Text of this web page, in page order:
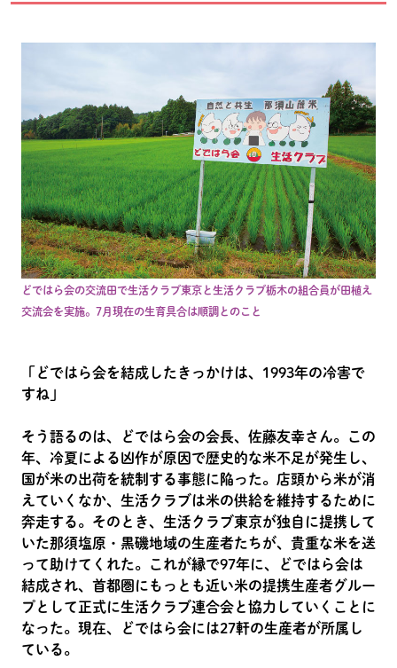
どではら会の交流田で生活クラブ東京と生活クラブ栃木の組合員が田植え
交流会を実施。7月現在の生育具合は順調とのこと
「どではら会を結成したきっかけは、1993年の冷害で
すね」
そう語るのは、どではら会の会長、佐藤友幸さん。この
年、冷夏による凶作が原因で歴史的な米不足が発生し、
国が米の出荷を統制する事態に陥った。店頭から米が消
えていくなか、生活クラブは米の供給を維持するために
奔走する。そのとき、生活クラブ東京が独自に提携して
いた那須塩原・黒磯地域の生産者たちが、貴重な米を送
って助けてくれた。これが縁で97年に、どではら会は
結成され、首都圏にもっとも近い米の提携生産者グルー
プとして正式に生活クラブ連合会と協力していくことに
なった。現在、どではら会には27軒の生産者が所属し
ている。